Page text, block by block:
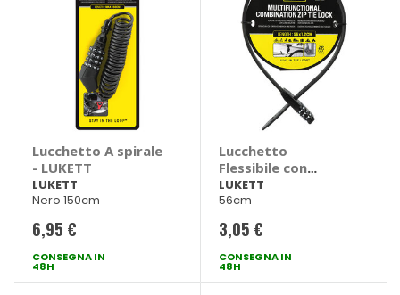
Lucchetto A spirale
- LUKETT
LUKETT
Nero 150cm
6,95 €
CONSEGNA IN
48H
Lucchetto
Flessibile con
combinazione -
LUKETT
LUKETT
56cm
3,05 €
CONSEGNA IN
48H